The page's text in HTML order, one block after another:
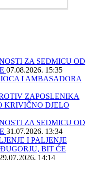
ZA SEDMICU OD
07.08.2026. 15:35
I AMBASADORA
ZAPOSLENIKA
KRIVIČNO DJELO
ZA SEDMICU OD
31.07.2026. 13:34
I PALJENJE
BIT ĆE
29.07.2026. 14:14